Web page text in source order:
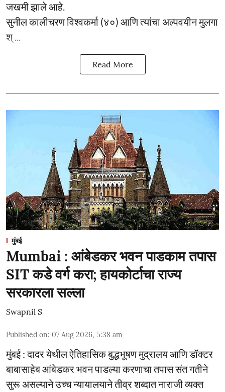
जखमी झाले आहे.
सुनील कालीचरण विश्वकर्मा (४०) आणि त्यांचा अल्पवयीन मुलगा
श् ...
Read More
मुंबई
Mumbai : आंबेडकर भवन पाडकाम तपास
SIT कडे वर्ग करा; हायकोर्टाचा राज्य
सरकारला सल्ला
Swapnil S
Published on: 07 Aug 2026, 5:38 am
मुंबई : दादर येथील ऐतिहासिक बुद्धभूषण मुद्रालय आणि डॉक्टर
बाबासाहेब आंबेडकर भवन पाडल्या करणाचा तपास संत गतीने
सुरू असल्याने उच्च न्यायालयाने तीव्र शब्दात नाराजी व्यक्त